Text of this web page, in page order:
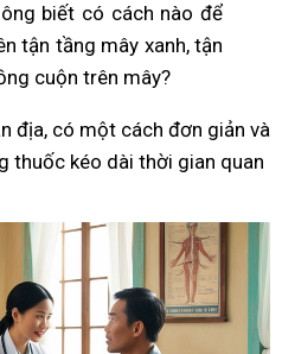
biết có cách nào để
tận tầng mây xanh, tận
cuộn trên mây?
địa, có một cách đơn giản và
thuốc kéo dài thời gian quan